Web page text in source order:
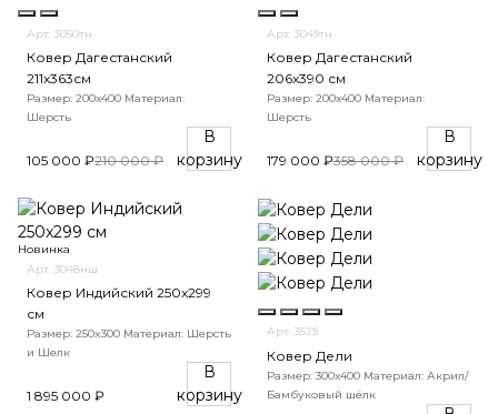
Арт. 3050тн
Ковер Дагестанский
211x363см
Размер: 200х400 Материал:
Шерсть
105 000 ₽210 000 ₽
В
корзину
Арт. 3049тн
Ковер Дагестанский
206x390 см
Размер: 200х400 Материал:
Шерсть
179 000 ₽358 000 ₽
В
корзину
Новинка
Арт. 3048нш
Ковер Индийский 250x299
см
Размер: 250x300 Материал: Шерсть
и Шелк
1 895 000 ₽
В
корзину
Арт. 3529
Ковер Дели
Размер: 300х400 Материал: Акрил/
Бамбуковый шёлк